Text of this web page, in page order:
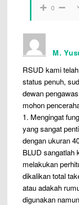
0
M.
RSUD kami
status penuh,
dewan
mohon
1. Mengingat
yang sangat
dengan ukuran
BLUD sangatlah
melakukan
dikalikan total
atau adakah
digunakan